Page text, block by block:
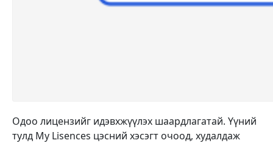
Одоо лицензийг идэвхжүүлэх шаардлагатай. Үүний
тулд My Lisences цэсний хэсэгт очоод, худалдаж